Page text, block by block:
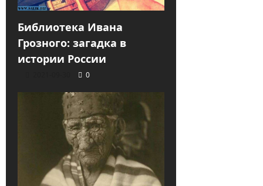
Библиотека Ивана
Грозного: загадка в
истории России
0